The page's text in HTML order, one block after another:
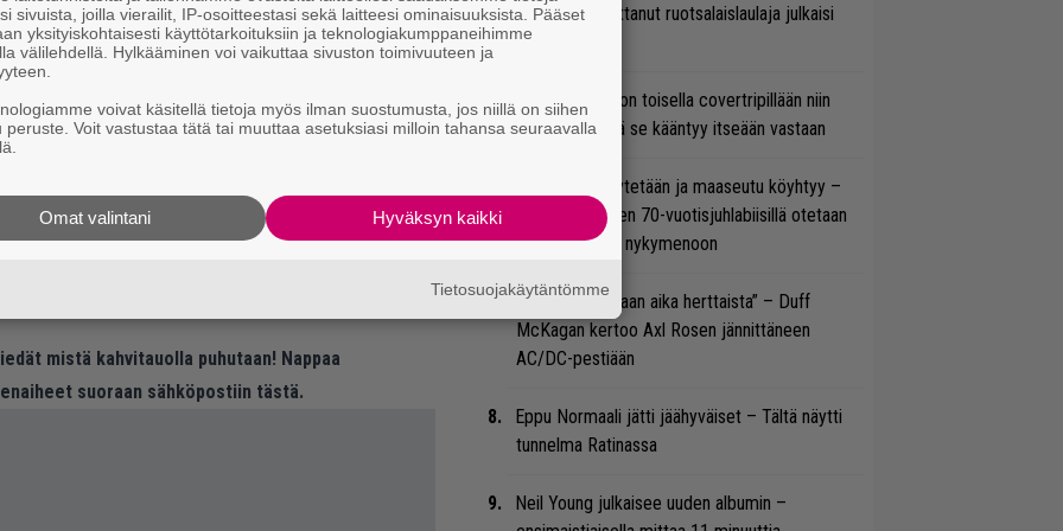
mutta jotkut cd:t ovat kestävämpiä kuin
syöpymiselle, riippuu esimerkiksi siitä, mitä
on käytetty.
ilmiö keräilijöille, jotka ovat haalineet
kokoelman cd:itä, dvd:itä tai vaikkapa
ilmestyä levyihisi, pistäpä viestiä
fi
mistä kahvitauolla puhutaan! Nappaa
suoraan sähköpostiin tästä.
Row’ssa vaikuttanut ruotsalaislaulaja julkaisi
uuden videon
Arvio: Saimaa on toisella covertripillään niin
suvereeni, että se kääntyy itseään vastaan
Työläisiä kyykytetään ja maaseutu köyhtyy –
Tumppi Varosen 70-vuotisjuhlabiisillä otetaan
tiukasti kantaa nykymenoon
”Se oli oikeastaan aika herttaista” – Duff
McKagan kertoo Axl Rosen jännittäneen
AC/DC-pestiään
Eppu Normaali jätti jäähyväiset – Tältä näytti
tunnelma Ratinassa
Neil Young julkaisee uuden albumin –
sivuista, joilla vierailit, IP-osoitteestasi sekä laitteesi ominaisuuksista. Pääset
yksityiskohtaisesti käyttötarkoituksiin ja teknologiakumppaneihimme
välilehdellä. Hylkääminen voi vaikuttaa sivuston toimivuuteen ja
voivat käsitellä tietoja myös ilman suostumusta, jos niillä on siihen
peruste. Voit vastustaa tätä tai muuttaa asetuksiasi milloin tahansa seuraavalla
Hyväksyn kaikki
Omat valintani
Tietosuojakäytäntömme